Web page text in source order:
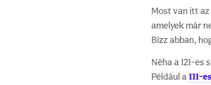
Most van itt
amelyek már
Bízz abban,
Néha a 121-
Például a 111-